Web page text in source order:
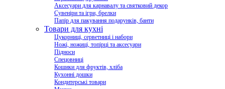
Аксесуари для карнавалу та святковий декор
Сувеніри та ігри, брелки
Папір для пакування подарунків, банти
Товари для кухні
Цукорниці, серветниці і набори
Ножі, ножиці, топірці та аксесуари
Підноси
Спецовниці
Кошики для фруктів, хліба
Кухонні дошки
Кондитерські товари